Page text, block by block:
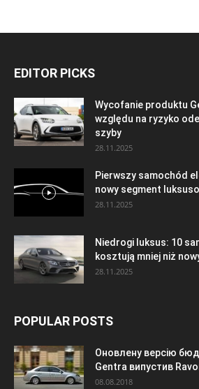
EDITOR PICKS
Wycofanie produktu
względu na ryzyko
szyby
28.11.2025
Pierwszy samochód
nowy segment
28.11.2025
Niedrogi luksus: 10
kosztują mniej niż
28.11.2025
POPULAR POSTS
Оновлену версію
Gentra випустив
08.08.2018